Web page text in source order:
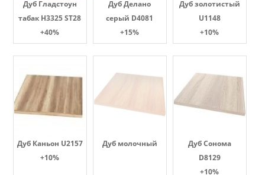
Дуб Гладстоун
табак H3325 ST28
+40%
Дуб Делано
серый D4081
+15%
Дуб золотистый
U1148
+10%
Дуб Каньон U2157
+10%
Дуб молочный
Дуб Сонома
D8129
+10%